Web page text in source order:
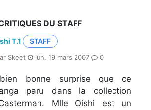
DU STAFF
T.1
STAFF
Skeet lun. 19 mars 2007
0
bonne surprise que ce
paru dans la collection
Mlle Oishi est un